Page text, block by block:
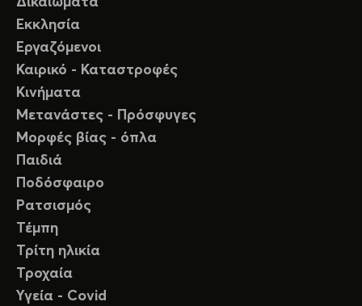
Εκκλησία
Εργαζόμενοι
Καιρικό - Καταστροφές
Κινήματα
Μετανάστες - Πρόσφυγες
Μορφές βίας - όπλα
Παιδιά
Ποδόσφαιρο
Ρατσισμός
Τέμπη
Τρίτη ηλικία
Τροχαία
Υγεία - Covid